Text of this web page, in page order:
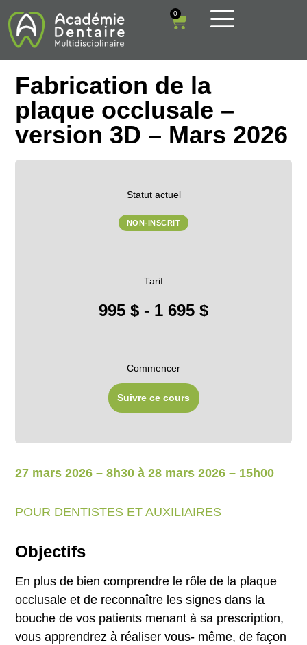
0
Fabrication de la
plaque occlusale –
version 3D – Mars 2026
Statut actuel
NON-INSCRIT
Tarif
995 $ - 1 695 $
Commencer
Suivre ce cours
27 mars 2026 – 8h30 à 28 mars 2026 – 15h00
POUR DENTISTES ET AUXILIAIRES
Objectifs
En plus de bien comprendre le rôle de la plaque
occlusale et de reconnaître les signes dans la
bouche de vos patients menant à sa prescription,
vous apprendrez à réaliser vous- même, de façon